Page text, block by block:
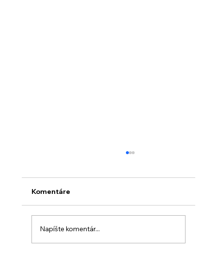
Komentáre
Napíšte komentár...